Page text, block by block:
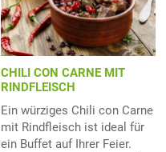
CHILI CON CARNE MIT
RINDFLEISCH
Ein würziges Chili con Carne
mit Rindfleisch ist ideal für
ein Buffet auf Ihrer Feier.